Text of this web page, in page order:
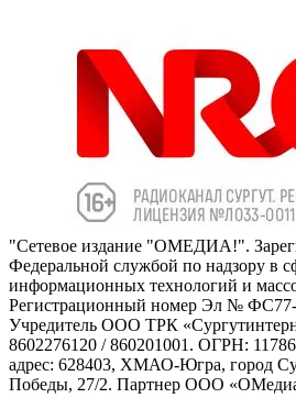
"Сетевое издание "ОМЕДИА!".
Федеральной службой по надзору в
информационных технологий и
Регистрационный номер Эл № ФС77-
Учредитель ООО ТРК
8602276120 / 860201001. ОГРН:
адрес: 628403, ХМАО-Югра, город
Победы, 27/2. Партнер ООО